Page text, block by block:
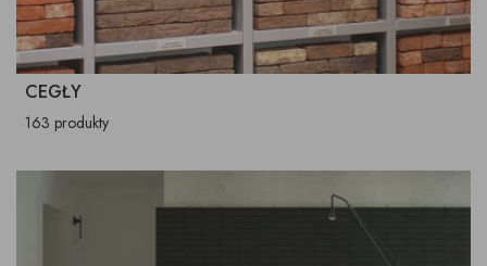
CEGŁY
163 produkty